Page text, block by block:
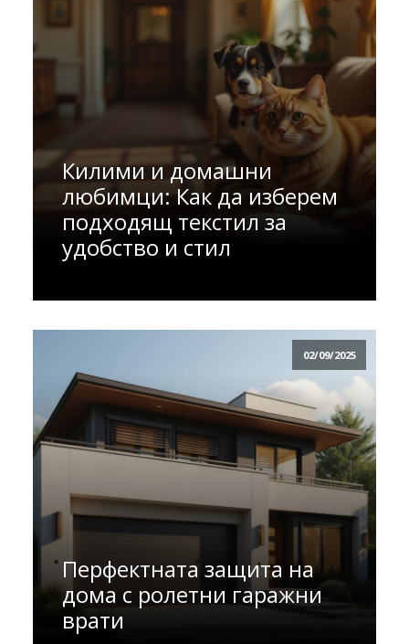
Килими и домашни
любимци: Как да изберем
подходящ текстил за
удобство и стил
02/09/2025
Перфектната защита на
дома с ролетни гаражни
врати